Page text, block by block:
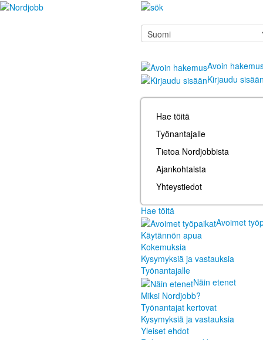
Avoin
Kirjaudu
Hae töitä
Työnantajalle
Tietoa Nordjobbista
Ajankohtaista
Yhteystiedot
Hae töitä
Avoimet
Käytännön apua
Kokemuksia
Kysymyksiä ja vastauksia
Työnantajalle
Näin etenet
Miksi Nordjobb?
Työnantajat kertovat
Kysymyksiä ja vastauksia
Yleiset ehdot